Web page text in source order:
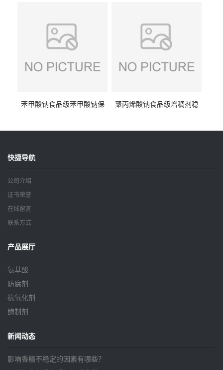
苯甲酸钠食品级苯甲酸钠保
聚丙烯酸钠食品级增稠剂稳
快捷导航
公司介绍
证书荣誉
在线留言
联系方式
产品展厅
氨基酸
防腐剂
抗氧化剂
酶制剂
新闻动态
影响香精不稳定的因素有哪些？